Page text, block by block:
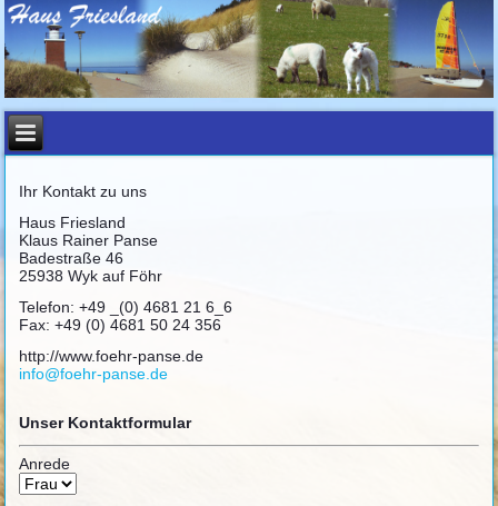
Ihr Kontakt zu uns
Haus Friesland
Klaus Rainer Panse
Badestraße 46
25938 Wyk auf Föhr
Telefon: +49 _(0) 4681 21 6_6
Fax: +49 (0) 4681 50 24 356
http://www.foehr-panse.de
info@foehr-panse.de
Unser Kontaktformular
Anrede